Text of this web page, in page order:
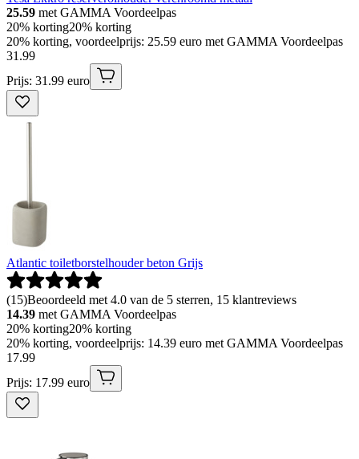
25.59 met GAMMA Voordeelpas
20% korting20% korting
20% korting, voordeelprijs: 25.59 euro met GAMMA Voordeelpas
31 .99
Prijs: 31.99 euro
Atlantic toiletborstelhouder beton Grijs
(15)Beoordeeld met 4.0 van de 5 sterren, 15 klantreviews
14.39 met GAMMA Voordeelpas
20% korting20% korting
20% korting, voordeelprijs: 14.39 euro met GAMMA Voordeelpas
17.99
Prijs: 17.99 euro